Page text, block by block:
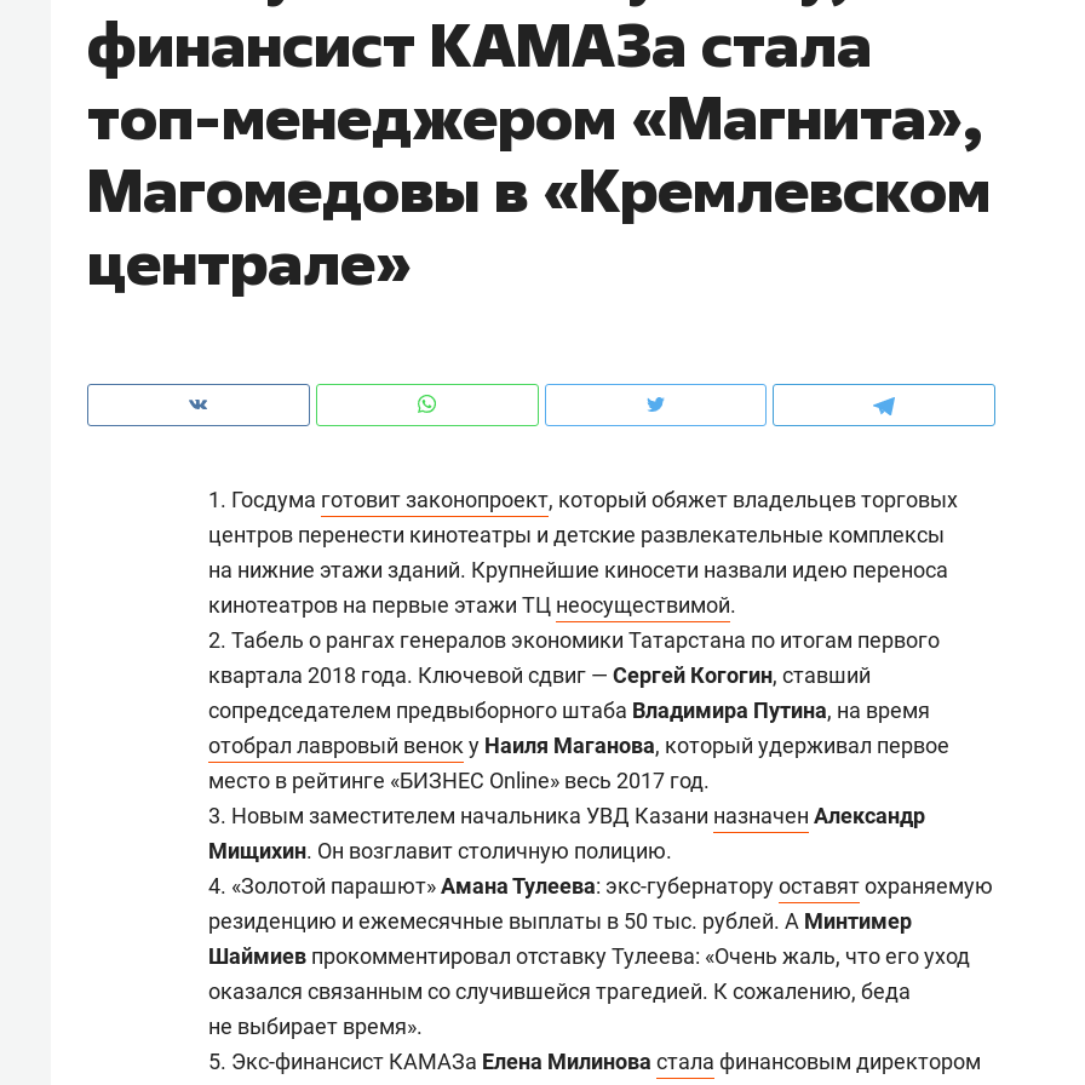
финансист КАМАЗа стала
топ-менеджером «Магнита»,
Магомедовы в «Кремлевском
централе»
1. Госдума готовит законопроект, который обяжет владельцев торговых
центров перенести кинотеатры и детские развлекательные комплексы
на нижние этажи зданий. Крупнейшие киносети назвали идею переноса
кинотеатров на первые этажи ТЦ неосуществимой.
2. Табель о рангах генералов экономики Татарстана по итогам первого
квартала 2018 года. Ключевой сдвиг — Сергей Когогин, ставший
сопредседателем предвыборного штаба Владимира Путина, на время
отобрал лавровый венок у Наиля Маганова, который удерживал первое
место в рейтинге «БИЗНЕС Online» весь 2017 год.
3. Новым заместителем начальника УВД Казани назначен Александр
Мищихин. Он возглавит столичную полицию.
4. «Золотой парашют»Амана Тулеева: экс-губернаторуоставятохраняемую
резиденцию и ежемесячные выплаты в 50 тыс. рублей. А Минтимер
Шаймиев прокомментировал отставку Тулеева: «Очень жаль, что его уход
оказался связанным со случившейся трагедией. К сожалению, беда
не выбирает время».
5. Экс-финансист КАМАЗа Елена Милинова стала финансовым директором
рынки, почему надо знать аксакалов и
чем интересен Оман?
о трехкратном росте цен, дотошных
клиентах и чудных запросах мастеров
строят тишину в казанском
ЖК «Заря»
«Директорский невроз» –
когда человек не считает
свою сверхнагрузку
стрессом»
Наседкина: «Ремонт
с мебелью за 2